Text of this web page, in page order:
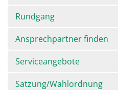
Rundgang
Ansprechpartner finden
Serviceangebote
Satzung/Wahlordnung